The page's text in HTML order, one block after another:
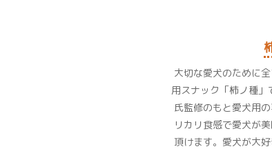
大切な愛犬のために
用スナック「柿ノ種
氏監修のもと愛犬用
リカリ食感で愛犬が
頂けます。愛犬が大